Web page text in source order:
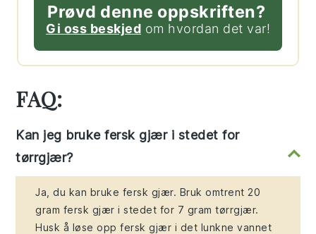
Prøvd denne oppskriften?
Gi oss beskjed om hvordan det var!
FAQ:
Kan jeg bruke fersk gjær i stedet for
tørrgjær?
Ja, du kan bruke fersk gjær. Bruk omtrent 20
gram fersk gjær i stedet for 7 gram tørrgjær.
Husk å løse opp fersk gjær i det lunkne vannet